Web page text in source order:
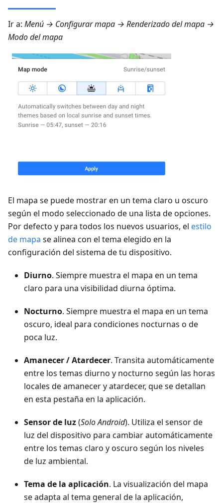
Ir a: Menú → Configurar mapa → Renderizado del mapa →
Modo del mapa
El mapa se puede mostrar en un tema claro u oscuro
según el modo seleccionado de una lista de opciones.
Por defecto y para todos los nuevos usuarios, el estilo
de mapa se alinea con el tema elegido en la
configuración del sistema de tu dispositivo.
Diurno. Siempre muestra el mapa en un tema
claro para una visibilidad diurna óptima.
Nocturno. Siempre muestra el mapa en un tema
oscuro, ideal para condiciones nocturnas o de
poca luz.
Amanecer / Atardecer. Transita automáticamente
entre los temas diurno y nocturno según las horas
locales de amanecer y atardecer, que se detallan
en esta pestaña en la aplicación.
Sensor de luz(Solo Android). Utiliza el sensor de
luz del dispositivo para cambiar automáticamente
entre los temas claro y oscuro según los niveles
de luz ambiental.
Tema de la aplicación. La visualización del mapa
se adapta al tema general de la aplicación,